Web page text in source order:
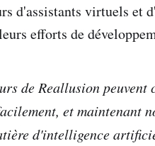
d'assistants virtuels et
efforts de
de Reallusion
et maintenant
d'intelligence